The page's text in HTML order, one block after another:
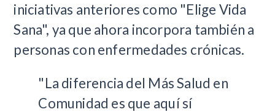
iniciativas anteriores como "Elige Vida
Sana", ya que ahora incorpora también a
personas con enfermedades crónicas.
"La diferencia del Más Salud en
Comunidad es que aquí sí